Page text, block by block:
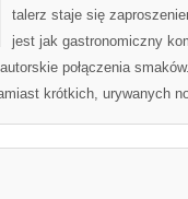
talerz staje się
jest jak gastronomiczny
połączenia
krótkich, urywanych